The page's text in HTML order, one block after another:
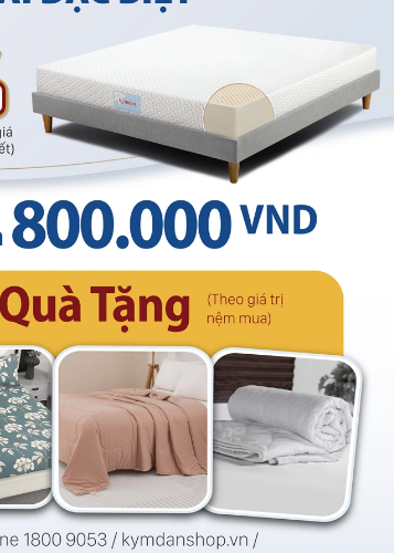
Bàn Sofa Abba
Bàn Sofa Cassie